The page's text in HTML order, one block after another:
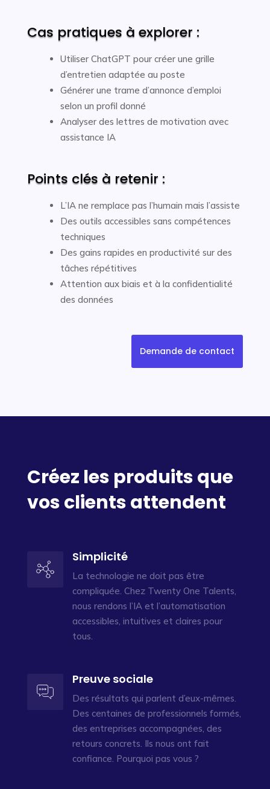
Cas pratiques à explorer :
Utiliser ChatGPT pour créer une grille
d’entretien adaptée au poste
Générer une trame d’annonce d’emploi
selon un profil donné
Analyser des lettres de motivation avec
assistance IA
Points clés à retenir :
L’IA ne remplace pas l’humain mais l’assiste
Des outils accessibles sans compétences
techniques
Des gains rapides en productivité sur des
tâches répétitives
Attention aux biais et à la confidentialité
des données
Demande de contact
Créez les produits que
vos clients attendent
Simplicité
La technologie ne doit pas être
compliquée. Chez Twenty One Talents,
nous rendons l’IA et l’automatisation
accessibles, intuitives et claires pour
tous.
Preuve sociale
Des résultats qui parlent d’eux-mêmes.
Des centaines de professionnels formés,
des entreprises accompagnées, des
retours concrets. Ils nous ont fait
confiance. Pourquoi pas vous ?